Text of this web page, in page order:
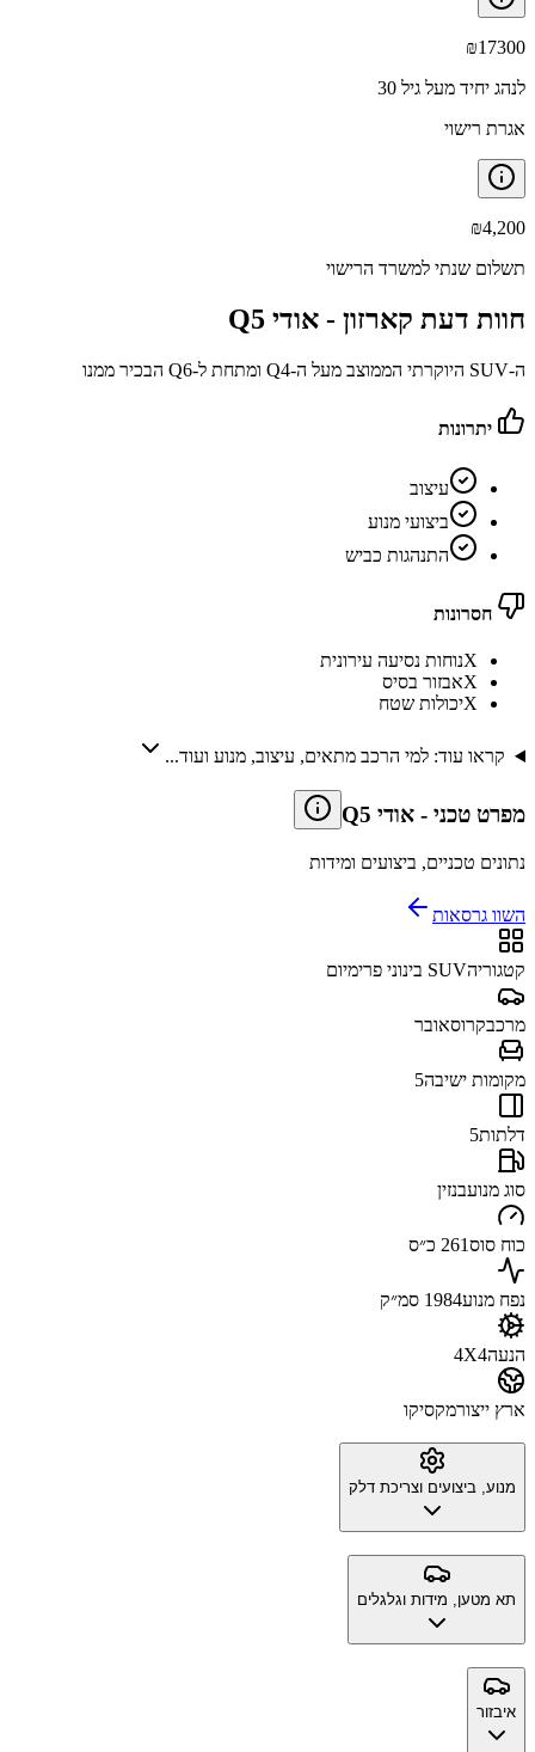
₪17300
לנהג יחיד מעל גיל 30
אגרת רישוי
₪4,200
תשלום שנתי למשרד הרישוי
חוות דעת קארזון - אודי Q5
ה-SUV היוקרתי הממוצב מעל ה-Q4 ומתחת ל-Q6 הבכיר ממנו
יתרונות
עיצוב
ביצועי מנוע
התנהגות כביש
חסרונות
Xנוחות נסיעה עירונית
Xאבזור בסיס
Xיכולות שטח
קראו עוד: למי הרכב מתאים, עיצוב, מנוע ועוד...
מפרט טכני - אודי Q5
נתונים טכניים, ביצועים ומידות
השוו גרסאות
קטגוריהSUV בינוני פרימיום
מרכבקרוסאובר
מקומות ישיבה5
דלתות5
סוג מנועבנזין
כוח סוס261 כ״ס
נפח מנוע1984 סמ״ק
הנעה4X4
ארץ ייצורמקסיקו
מנוע, ביצועים וצריכת דלק
תא מטען, מידות וגלגלים
איבזור